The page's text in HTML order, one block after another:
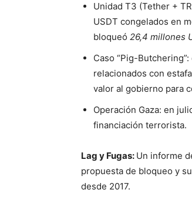
Unidad T3 (Tether +
USDT congelados en
bloqueó 26,4 millones
Caso “Pig-
relacionados con
valor al gobierno para
Operación Gaza: en
financiación terrorista.
Lag y Fugas: Un informe
propuesta de bloqueo y
desde 2017.